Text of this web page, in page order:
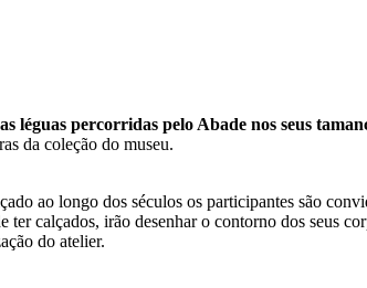
léguas percorridas pelo Abade nos seus
da coleção do museu.
ao longo dos séculos os participantes são
ter calçados, irão desenhar o contorno dos seus
do atelier.